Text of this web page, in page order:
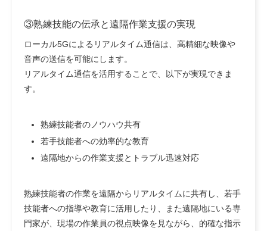
③熟練技能の伝承と遠隔作業支援の実現
ローカル5Gによるリアルタイム通信は、高精細な映像や
音声の送信を可能にします。
リアルタイム通信を活用することで、以下が実現できま
す。
熟練技能者のノウハウ共有
若手技能者への効率的な教育
遠隔地からの作業支援とトラブル迅速対応
熟練技能者の作業を遠隔からリアルタイムに共有し、若手
技能者への指導や教育に活用したり、また遠隔地にいる専
門家が、現場の作業員の視点映像を見ながら、的確な指示